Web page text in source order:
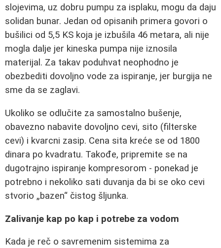
slojevima, uz dobru pumpu za isplaku, mogu da daju
solidan bunar. Jedan od opisanih primera govori o
bušilici od 5,5 KS koja je izbušila 46 metara, ali nije
mogla dalje jer kineska pumpa nije iznosila
materijal. Za takav poduhvat neophodno je
obezbediti dovoljno vode za ispiranje, jer burgija ne
sme da se zaglavi.
Ukoliko se odlučite za samostalno bušenje,
obavezno nabavite dovoljno cevi, sito (filterske
cevi) i kvarcni zasip. Cena sita kreće se od 1800
dinara po kvadratu. Takođe, pripremite se na
dugotrajno ispiranje kompresorom - ponekad je
potrebno i nekoliko sati duvanja da bi se oko cevi
stvorio „bazen“ čistog šljunka.
Zalivanje kap po kap i potrebe za vodom
Kada je reč o savremenim sistemima za